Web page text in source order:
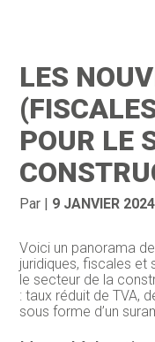
Gestion au quotidien
Financement &
Pilotage d’entreprise
Entreprise en
Compta
Social & RH
Juridique
Documents
Dématérialisation /
LES
POUR LE
Par | 9 JANVIER 2024
Voici un panorama
juridiques, fiscales et
le secteur de la
: taux réduit de TVA,
sous forme d’un